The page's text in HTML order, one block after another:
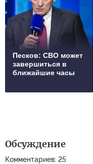
Песков: СВО может
завершиться в
ближайшие часы
Обсуждение
Комментариев: 25